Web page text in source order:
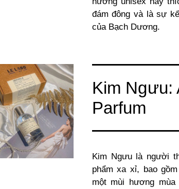
đám đông và là sự
của Bạch Dương.
Kim Ngưu:
Parfum
Kim Ngưu là người
phẩm xa xỉ, bao
một mùi hương